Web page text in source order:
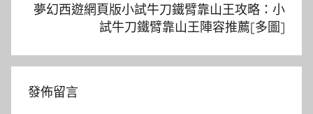
夢幻西遊網頁版小試牛刀鐵臂靠山王攻略：小
試牛刀鐵臂靠山王陣容推薦[多圖]
發佈留言